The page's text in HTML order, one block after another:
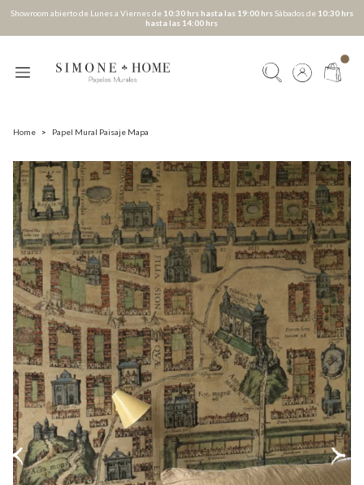
Showroom abierto de Lunes a Viernes de 10:30 hrs hasta las 19:00 hrsSábados de 10:30 hrs
hasta las 14:00 hrs
Home > Papel Mural Paisaje Mapa